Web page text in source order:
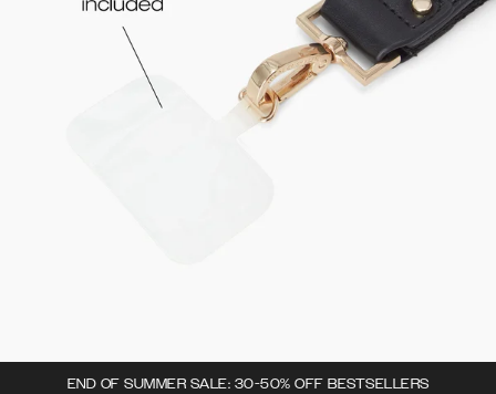
END OF SUMMER SALE: 30-50% OFF BESTSELLERS